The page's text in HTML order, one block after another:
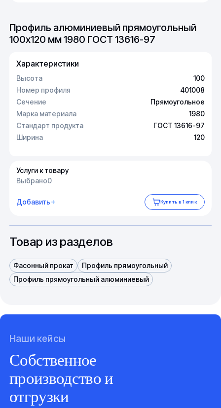
Профиль алюминиевый прямоугольный
100х120 мм 1980 ГОСТ 13616-97
Характеристики
Высота
100
Номер профиля
401008
Сечение
Прямоугольное
Марка материала
1980
Стандарт продукта
ГОСТ 13616-97
Ширина
120
Услуги к товару
Выбрано0
Добавить Купить в 1 клик
Товар из разделов
Фасонный прокат
Профиль прямоугольный
Профиль прямоугольный алюминиевый
Наши кейсы
Собственное
производство и
отгрузки